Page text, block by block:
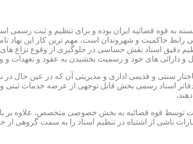
به قوه قضائیه ایران بوده و برای تنظیم و ثبت
حاکمیت و شهروندان است، مهم ترین کار این نهاد
دقیق اسناد نقش حساسی در جلوگیری از وقوع نزاع
و دارائی های خود و رسمیت بخشیدن به عقود و تعهدات
سنتی و قدیمی اداری و مدیریتی آن که در عین حال
اسناد رسمی بخش قابل توجهی از عرضه خدمات ثبتی و
توسط قوه قضائیه به بخش خصوصی متخصص، علاوه بر
ناشی از اشتباه در تنظیم اسناد را به سمت گروهی